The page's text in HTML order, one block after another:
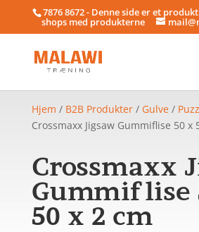
7876 8672 - Denne side er et
shops med produkterne
Hjem / B2B Produkter/ Gulve/
Crossmaxx Jigsaw Gummiflise 50 x
Crossmaxx
Gummiflise
50 x 2 cm